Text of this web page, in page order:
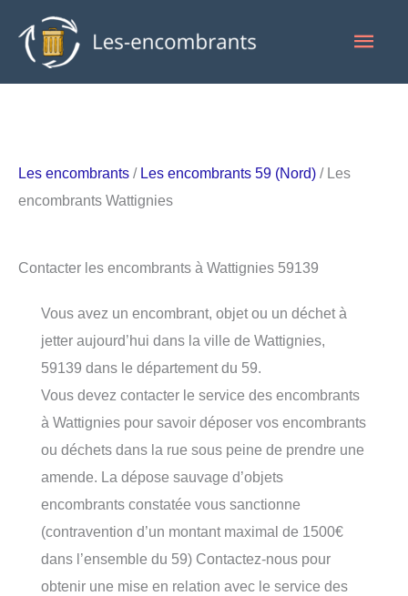
contenu
Les encombrants / Les encombrants 59 (Nord) / Les
encombrants Wattignies
Contacter les encombrants à Wattignies 59139
Vous avez un encombrant, objet ou un déchet à
jetter aujourd’hui dans la ville de Wattignies,
59139 dans le département du 59.
Vous devez contacter le service des encombrants
à Wattignies pour savoir déposer vos encombrants
ou déchets dans la rue sous peine de prendre une
amende. La dépose sauvage d’objets
encombrants constatée vous sanctionne
(contravention d’un montant maximal de 1500€
dans l’ensemble du 59) Contactez-nous pour
obtenir une mise en relation avec le service des